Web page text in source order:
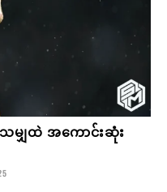
ျှထဲ အကောင်းဆုံး